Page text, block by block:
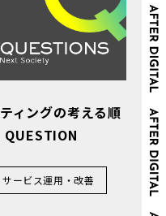
ィングの考える順
QUESTION
サービス運用・改善